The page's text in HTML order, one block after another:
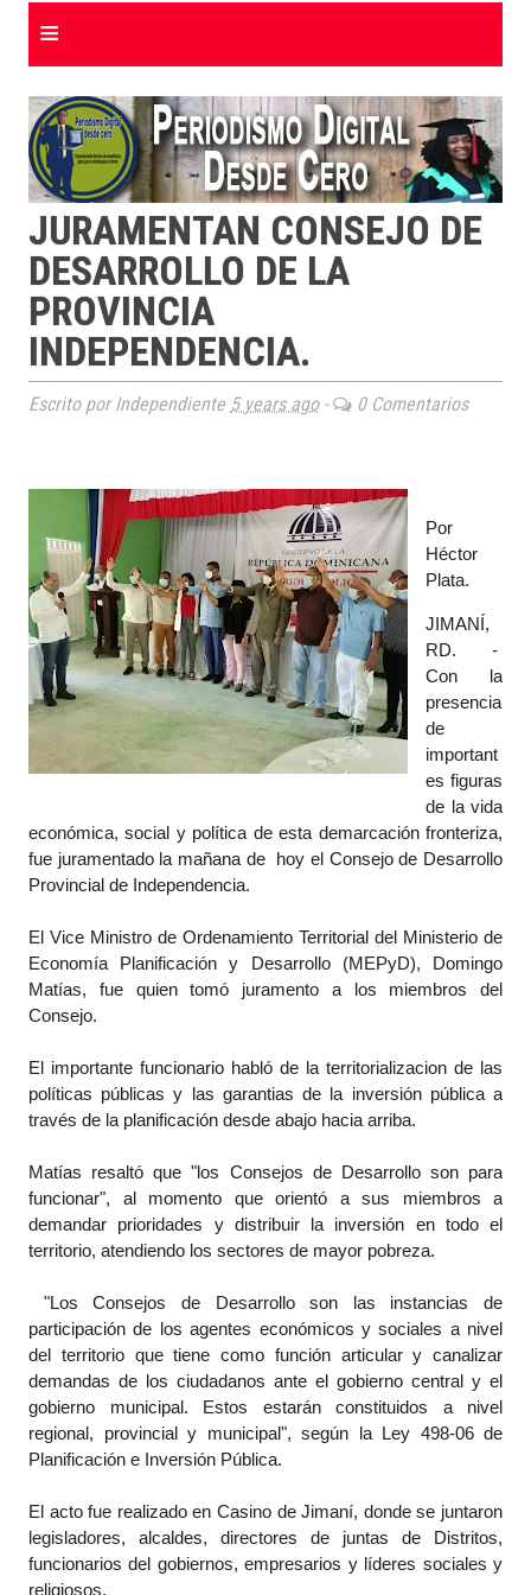
≡
JURAMENTAN CONSEJO DE
DESARROLLO DE LA
PROVINCIA
INDEPENDENCIA.
Escrito por Independiente 5 years ago- 0 Comentarios
Por
Héctor
Plata.
JIMANÍ,
RD. -
Con la
presencia
de
important
es figuras
de la vida
económica, social y política de esta demarcación fronteriza,
fue juramentado la mañana de hoy el Consejo de Desarrollo
Provincial de Independencia.
El Vice Ministro de Ordenamiento Territorial del Ministerio de
Economía Planificación y Desarrollo (MEPyD), Domingo
Matías, fue quien tomó juramento a los miembros del
Consejo.
El importante funcionario habló de la territorializacion de las
políticas públicas y las garantias de la inversión pública a
través de la planificación desde abajo hacia arriba.
Matías resaltó que "los Consejos de Desarrollo son para
funcionar", al momento que orientó a sus miembros a
demandar prioridades y distribuir la inversión en todo el
territorio, atendiendo los sectores de mayor pobreza.
"Los Consejos de Desarrollo son las instancias de
participación de los agentes económicos y sociales a nivel
del territorio que tiene como función articular y canalizar
demandas de los ciudadanos ante el gobierno central y el
gobierno municipal. Estos estarán constituidos a nivel
regional, provincial y municipal", según la Ley 498-06 de
Planificación e Inversión Pública.
El acto fue realizado en Casino de Jimaní, donde se juntaron
legisladores, alcaldes, directores de juntas de Distritos,
funcionarios del gobiernos, empresarios y líderes sociales y
religiosos.